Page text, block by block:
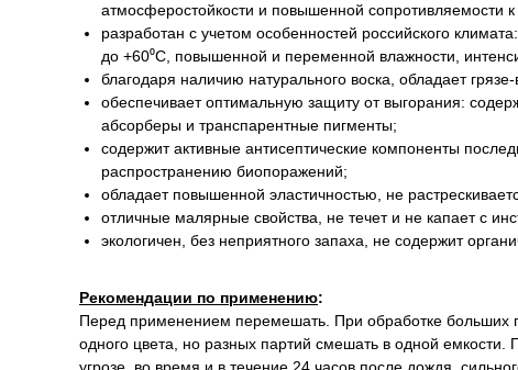
атмосферостойкости и повышенной
разработан с учетом особенностей российского
до +60⁰С, повышенной и переменной влажности,
благодаря наличию натурального воска, обладает
обеспечивает оптимальную защиту от выгорания:
абсорберы и транспарентные пигменты;
содержит активные антисептические компоненты
распространению биопоражений;
обладает повышенной эластичностью, не
отличные малярные свойства, не течет и не капает с
экологичен, без неприятного запаха, не содержит
Рекомендации по применению:
Перед применением перемешать. При обработке больших
одного цвета, но разных партий смешать в одной